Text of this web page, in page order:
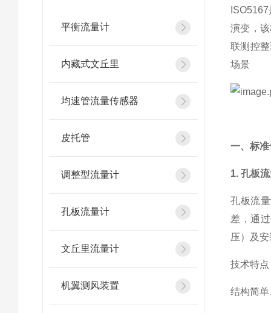
平衡流量计
内藏式文丘里
均速管流量传感器
皮托管
调整型流量计
孔板流量计
文丘里流量计
机翼测风装置
演变，
联测控
场景
一、标
1. 孔板
孔板流
差，通
压）及
技术特点
结构简